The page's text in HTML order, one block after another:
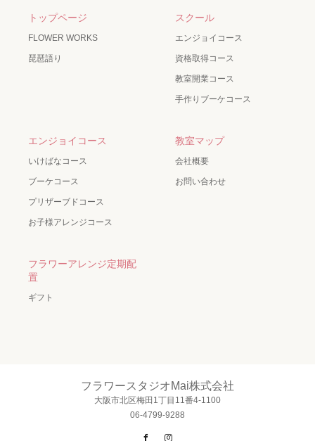
トップページ
FLOWER WORKS
琵琶語り
スクール
エンジョイコース
資格取得コース
教室開業コース
手作りブーケコース
エンジョイコース
いけばなコース
ブーケコース
プリザーブドコース
お子様アレンジコース
教室マップ
会社概要
お問い合わせ
フラワーアレンジ定期配
置
ギフト
フラワースタジオMai株式会社
大阪市北区梅田1丁目11番4-1100
06-4799-9288
Facebook